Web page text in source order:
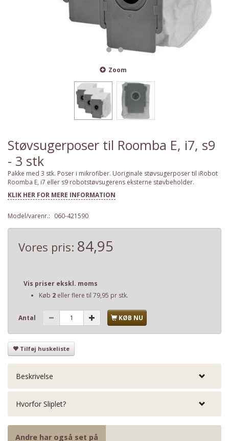
Zoom
Støvsugerposer til Roomba E, i7, s9
- 3 stk
Pakke med 3 stk. Poser i mikrofiber. Uoriginale støvsugerposer til iRobot
Roomba E, i7 eller s9 robotstøvsugerens eksterne støvbeholder.
KLIK HER FOR MERE INFORMATION
Model/varenr.: 060-421590
Vores pris: 84,95
Vis priser ekskl. moms
Køb 2 eller flere til 79,95 pr stk.
Antal KØB NU
Tilføj huskeliste
Beskrivelse
Hvorfor Sliplet?
Andre har også set på